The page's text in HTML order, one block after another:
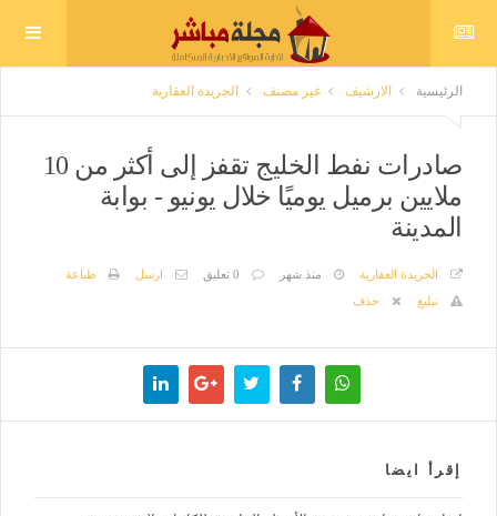
الرئيسية الارشيف غير مصنف الجريدة العقارية
صادرات نفط الخليج تقفز إلى أكثر من 10
ملايين برميل يوميًا خلال يونيو - بوابة
المدينة
الجريدة العقارية منذ شهر 0 تعليق ارسل
طباعة
تبليغ
حذف
إقرأ ايضا